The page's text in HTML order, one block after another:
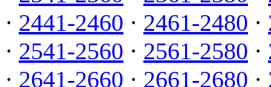
· 2441-2460 · 2461-2480 ·
· 2541-2560 · 2561-2580 ·
· 2641-2660 · 2661-2680 ·